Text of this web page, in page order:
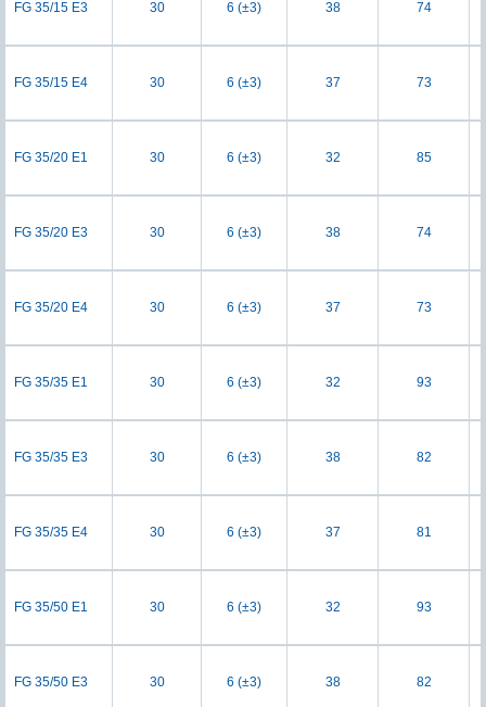
FG 35/15 E3 30 6 (±3) 38 74
FG 35/15 E4 30 6 (±3) 37 73
FG 35/20 E1 30 6 (±3) 32 85
FG 35/20 E3 30 6 (±3) 38 74
FG 35/20 E4 30 6 (±3) 37 73
FG 35/35 E1 30 6 (±3) 32 93
FG 35/35 E3 30 6 (±3) 38 82
FG 35/35 E4 30 6 (±3) 37 81
FG 35/50 E1 30 6 (±3) 32 93
FG 35/50 E3 30 6 (±3) 38 82